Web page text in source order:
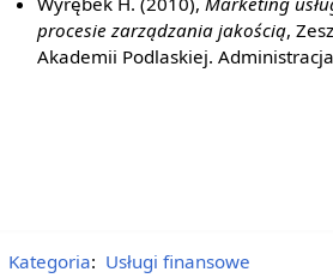
procesie zarządzania jakością,
Akademii Podlaskiej.
Kategoria: Usługi finansowe